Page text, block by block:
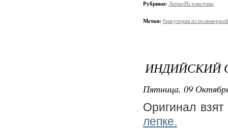
Рубрики: Лепка/Из пластики
Метки: бижутерия из
ИНДИЙСКИЙ
Пятница, 09
Оригинал
лепке.